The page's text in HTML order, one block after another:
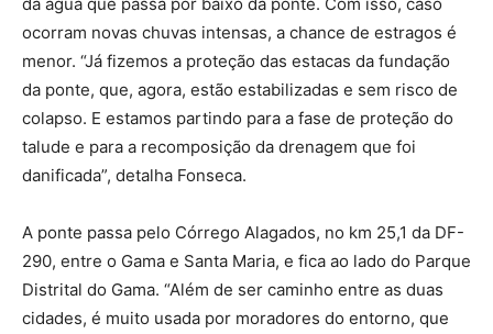
da água que passa por baixo da ponte. Com isso, caso
ocorram novas chuvas intensas, a chance de estragos é
menor. “Já fizemos a proteção das estacas da fundação
da ponte, que, agora, estão estabilizadas e sem risco de
colapso. E estamos partindo para a fase de proteção do
talude e para a recomposição da drenagem que foi
danificada”, detalha Fonseca.
A ponte passa pelo Córrego Alagados, no km 25,1 da DF-
290, entre o Gama e Santa Maria, e fica ao lado do Parque
Distrital do Gama. “Além de ser caminho entre as duas
cidades, é muito usada por moradores do entorno, que